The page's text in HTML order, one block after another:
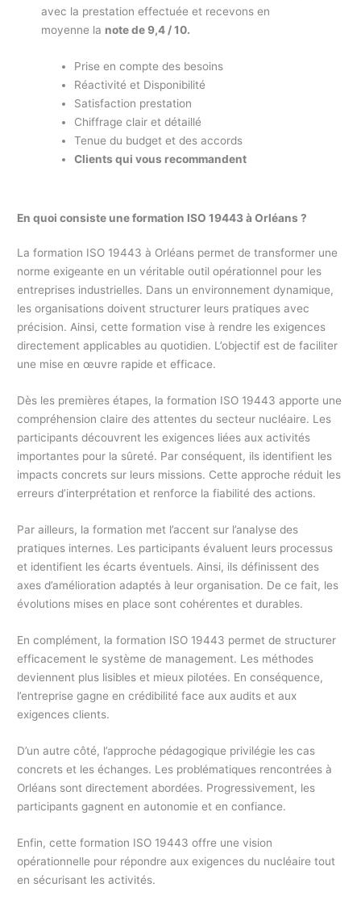
avec la prestation effectuée et recevons en
moyenne la note de 9,4 / 10.
Prise en compte des besoins
Réactivité et Disponibilité
Satisfaction prestation
Chiffrage clair et détaillé
Tenue du budget et des accords
Clients qui vous recommandent
En quoi consiste une formation ISO 19443 à Orléans ?
La formation ISO 19443 à Orléans permet de transformer une
norme exigeante en un véritable outil opérationnel pour les
entreprises industrielles. Dans un environnement dynamique,
les organisations doivent structurer leurs pratiques avec
précision. Ainsi, cette formation vise à rendre les exigences
directement applicables au quotidien. L’objectif est de faciliter
une mise en œuvre rapide et efficace.
Dès les premières étapes, la formation ISO 19443 apporte une
compréhension claire des attentes du secteur nucléaire. Les
participants découvrent les exigences liées aux activités
importantes pour la sûreté. Par conséquent, ils identifient les
impacts concrets sur leurs missions. Cette approche réduit les
erreurs d’interprétation et renforce la fiabilité des actions.
Par ailleurs, la formation met l’accent sur l’analyse des
pratiques internes. Les participants évaluent leurs processus
et identifient les écarts éventuels. Ainsi, ils définissent des
axes d’amélioration adaptés à leur organisation. De ce fait, les
évolutions mises en place sont cohérentes et durables.
En complément, la formation ISO 19443 permet de structurer
efficacement le système de management. Les méthodes
deviennent plus lisibles et mieux pilotées. En conséquence,
l’entreprise gagne en crédibilité face aux audits et aux
exigences clients.
D’un autre côté, l’approche pédagogique privilégie les cas
concrets et les échanges. Les problématiques rencontrées à
Orléans sont directement abordées. Progressivement, les
participants gagnent en autonomie et en confiance.
Enfin, cette formation ISO 19443 offre une vision
opérationnelle pour répondre aux exigences du nucléaire tout
en sécurisant les activités.